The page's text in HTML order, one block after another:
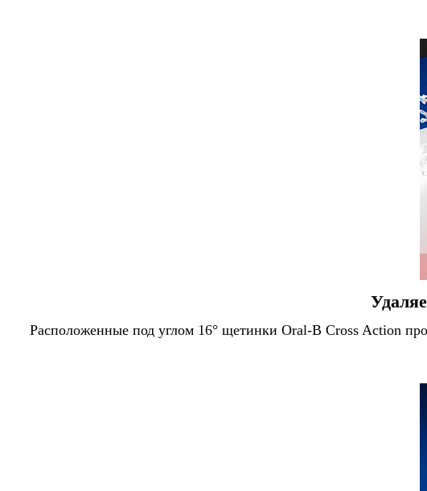
Расположенные под углом 16° щетинки Oral-B Cross Action